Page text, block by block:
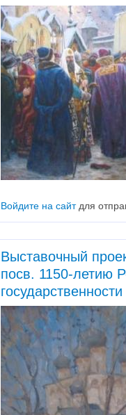
Войдите на сайтдля
Выставочный
посв. 1150-летию
государственности